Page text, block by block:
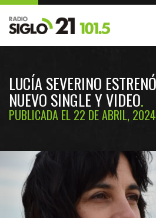
LUCÍA SEVERINO
NUEVO SINGLE Y VIDEO
PUBLICADA EL 22 DE ABRIL, 2024